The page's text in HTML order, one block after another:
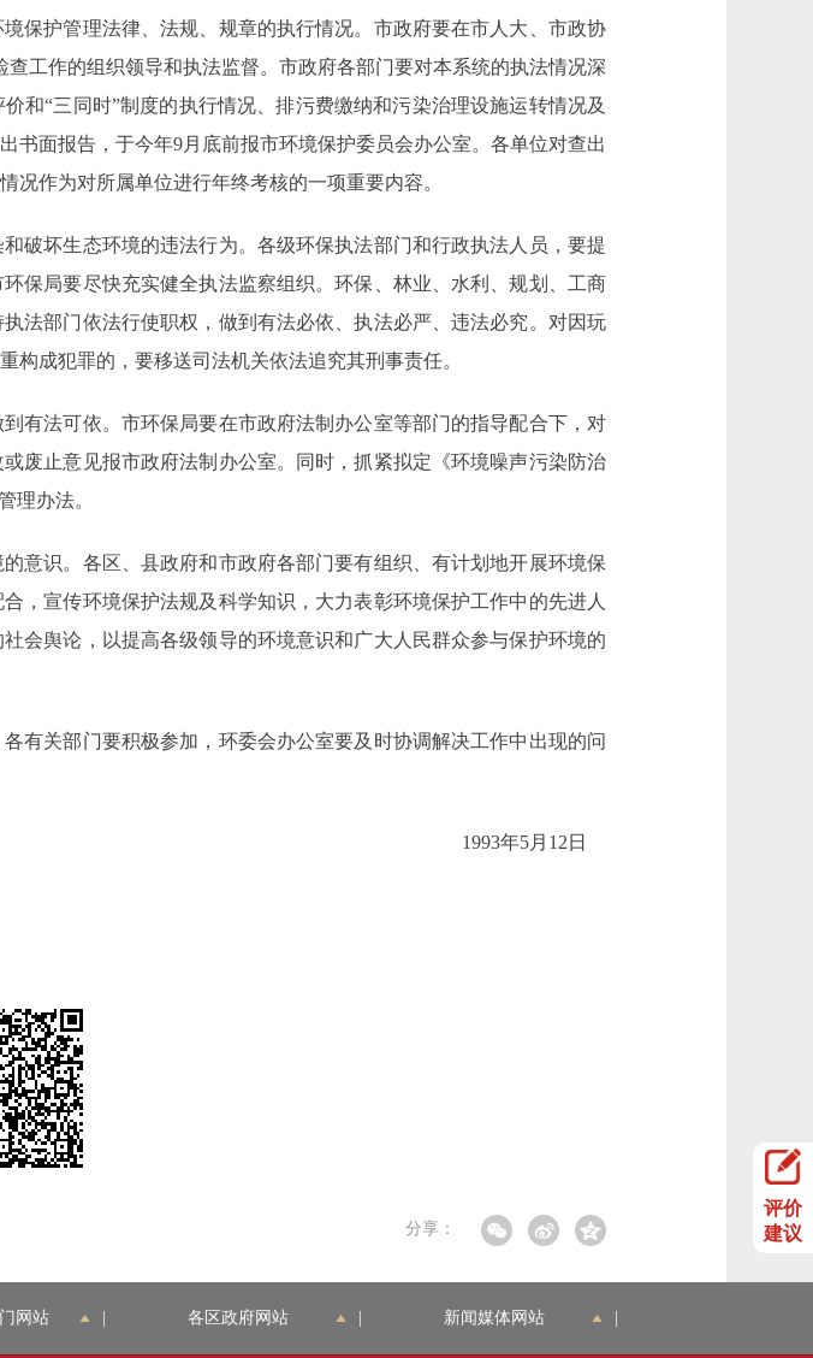
护管理法律、法规、规章的执行情况。市政府要在市人大、市政协
工作的组织领导和执法监督。市政府各部门要对本系统的执法情况深
和“三同时”制度的执行情况、排污费缴纳和污染治理设施运转情况及
面报告，于今年9月底前报市环境保护委员会办公室。各单位对查出
况作为对所属单位进行年终考核的一项重要内容。
坏生态环境的违法行为。各级环保执法部门和行政执法人员，要提
保局要尽快充实健全执法监察组织。环保、林业、水利、规划、工商
法部门依法行使职权，做到有法必依、执法必严、违法必究。对因玩
成犯罪的，要移送司法机关依法追究其刑事责任。
法可依。市环保局要在市政府法制办公室等部门的指导配合下，对
废止意见报市政府法制办公室。同时，抓紧拟定《环境噪声污染防治
理办法。
识。各区、县政府和市政府各部门要有组织、有计划地开展环境保
，宣传环境保护法规及科学知识，大力表彰环境保护工作中的先进人
会舆论，以提高各级领导的环境意识和广大人民群众参与保护环境的
关部门要积极参加，环委会办公室要及时协调解决工作中出现的问
1993年5月12日
分享：
评价
建议
网站 各区政府网站 新闻媒体网站